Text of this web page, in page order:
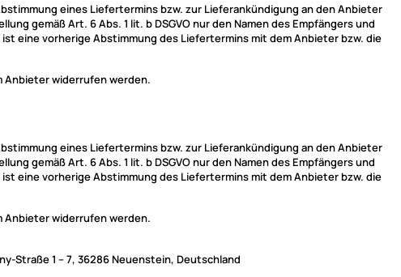
eines Liefertermins bzw. zur Lieferankündigung an den Anbieter
gemäß Art. 6 Abs. 1 lit. b DSGVO nur den Namen des Empfängers und
eine vorherige Abstimmung des Liefertermins mit dem Anbieter bzw. die
Anbieter widerrufen werden.
eines Liefertermins bzw. zur Lieferankündigung an den Anbieter
gemäß Art. 6 Abs. 1 lit. b DSGVO nur den Namen des Empfängers und
eine vorherige Abstimmung des Liefertermins mit dem Anbieter bzw. die
Anbieter widerrufen werden.
Straße 1 – 7, 36286 Neuenstein, Deutschland